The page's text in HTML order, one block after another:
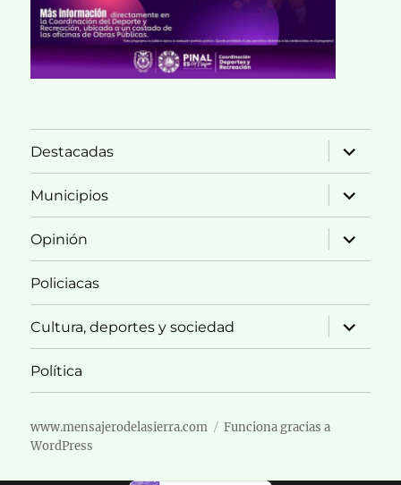
Destacadas
expande
el
menú
inferior
Municipios
expande
el
menú
inferior
Opinión
expande
el
menú
Policiacas
Cultura, deportes y sociedad
expande
el
menú
Política
www.mensajerodelasierra.com
Funciona gracias a
WordPress